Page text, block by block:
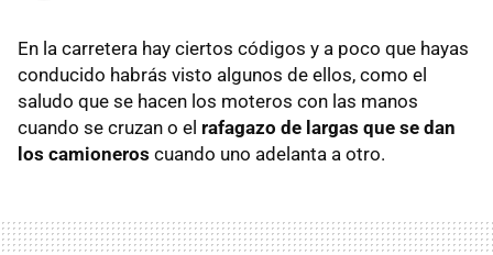
En la carretera hay ciertos códigos y a poco que hayas
conducido habrás visto algunos de ellos, como el
saludo que se hacen los moteros con las manos
cuando se cruzan o el rafagazo de largas que se dan
los camioneros cuando uno adelanta a otro.